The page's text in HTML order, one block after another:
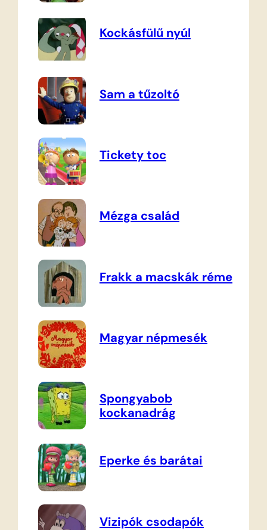
Kockásfülű nyúl
Sam a tűzoltó
Tickety toc
Mézga család
Frakk a macskák réme
Magyar népmesék
Spongyabob
kockanadrág
Eperke és barátai
Vizipók csodapók